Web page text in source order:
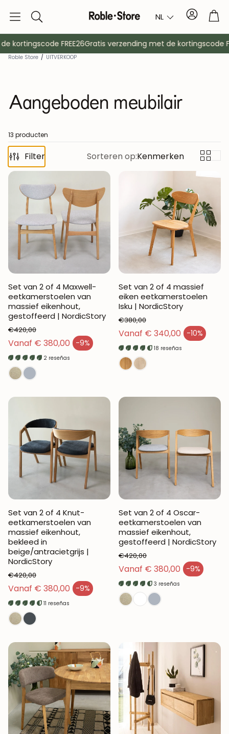
Zoek
op
NL Account
Dressoirs
Kasten
Kapstokken
FREE26Gratis verzending met de kortingscode
Roble Store / UITVERKOOP
Aangeboden meubilair
13 producten
Filter Sorteren op:Kenmerken
Set van 2 of 4 Maxwell-
eetkamerstoelen van
massief eikenhout,
gestoffeerd | NordicStory
Vanaf € 380,00 -9%
Verkoopprijs
Normale prijs
€420,00
2 reseñas
Set van 2 of 4 massief
eiken eetkamerstoelen
Isku | NordicStory
Vanaf € 340,00 -10%
Verkoopprijs
Normale prijs
€380,00
18 reseñas
Set van 2 of 4 Knut-
eetkamerstoelen van
massief eikenhout,
bekleed in
beige/antracietgrijs |
NordicStory
Vanaf € 380,00 -9%
Verkoopprijs
Normale prijs
€420,00
11 reseñas
Set van 2 of 4 Oscar-
eetkamerstoelen van
massief eikenhout,
gestoffeerd | NordicStory
Vanaf € 380,00 -9%
Verkoopprijs
Normale prijs
€420,00
3 reseñas